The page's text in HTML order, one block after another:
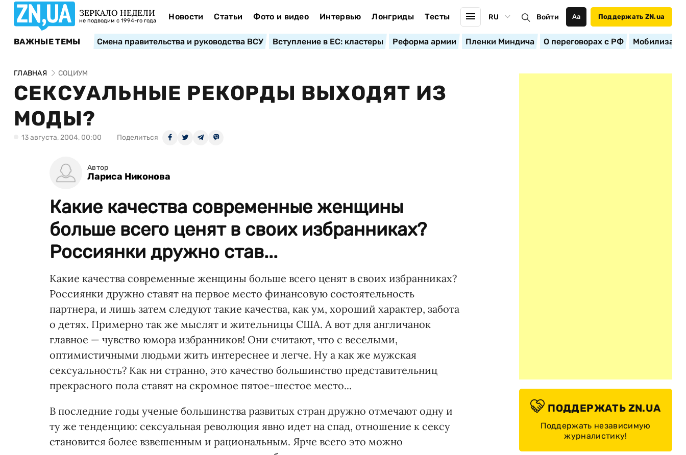
ЗЕРКАЛО НЕДЕЛИ
не подводим с 1994-го года Новости Статьи Фото и видео Интервью Лонгриды Тесты RU Войти Аа Поддержать ZN.ua
ВАЖНЫЕ ТЕМЫ Смена правительства и руководства ВСУ Вступление в ЕС: кластеры Реформа армии Пленки Миндича О переговорах с РФ
ГЛАВНАЯ СОЦИУМ
СЕКСУАЛЬНЫЕ РЕКОРДЫ ВЫХОДЯТ ИЗ
МОДЫ?
13 августа, 2004, 00:00 Поделиться
Автор
Лариса Никонова
Какие качества современные женщины
больше всего ценят в своих избранниках?
Россиянки дружно став...
Какие качества современные женщины больше всего ценят в своих избранниках?
Россиянки дружно ставят на первое место финансовую состоятельность
партнера, и лишь затем следуют такие качества, как ум, хороший характер, забота
о детях. Примерно так же мыслят и жительницы США. А вот для англичанок
главное — чувство юмора избранников! Они считают, что с веселыми,
оптимистичными людьми жить интереснее и легче. Ну а как же мужская
сексуальность? Как ни странно, это качество большинство представительниц
прекрасного пола ставят на скромное пятое-шестое место...
В последние годы ученые большинства развитых стран дружно отмечают одну и
ту же тенденцию: сексуальная революция явно идет на спад, отношение к сексу
становится более взвешенным и рациональным. Ярче всего это можно
ПОДДЕРЖАТЬ ZN.UA
Поддержать независимую
журналистику!